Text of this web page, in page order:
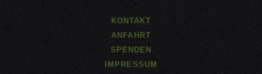
KONTAKT
ANFAHRT
SPENDEN
IMPRESSUM